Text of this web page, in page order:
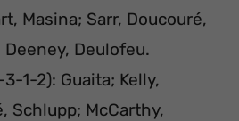
Masina; Sarr, Doucouré,
Deulofeu.
1-2): Guaita; Kelly,
Schlupp; McCarthy,